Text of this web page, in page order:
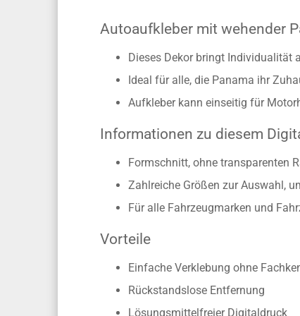
Autoaufkleber mit wehender
Dieses Dekor bringt Individualität
Ideal für alle, die Panama ihr
Aufkleber kann einseitig für
Informationen zu diesem
Formschnitt, ohne transparenten
Zahlreiche Größen zur Auswahl,
Für alle Fahrzeugmarken und
Vorteile
Einfache Verklebung ohne
Rückstandslose Entfernung
Lösungsmittelfreier Digitaldruck